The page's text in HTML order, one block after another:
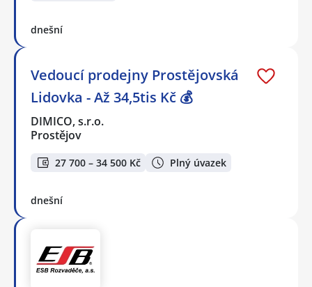
dnešní
Vedoucí prodejny Prostějovská
Lidovka - Až 34,5tis Kč 💰
DIMICO, s.r.o.
Prostějov
27 700 – 34 500 Kč Plný úvazek
dnešní